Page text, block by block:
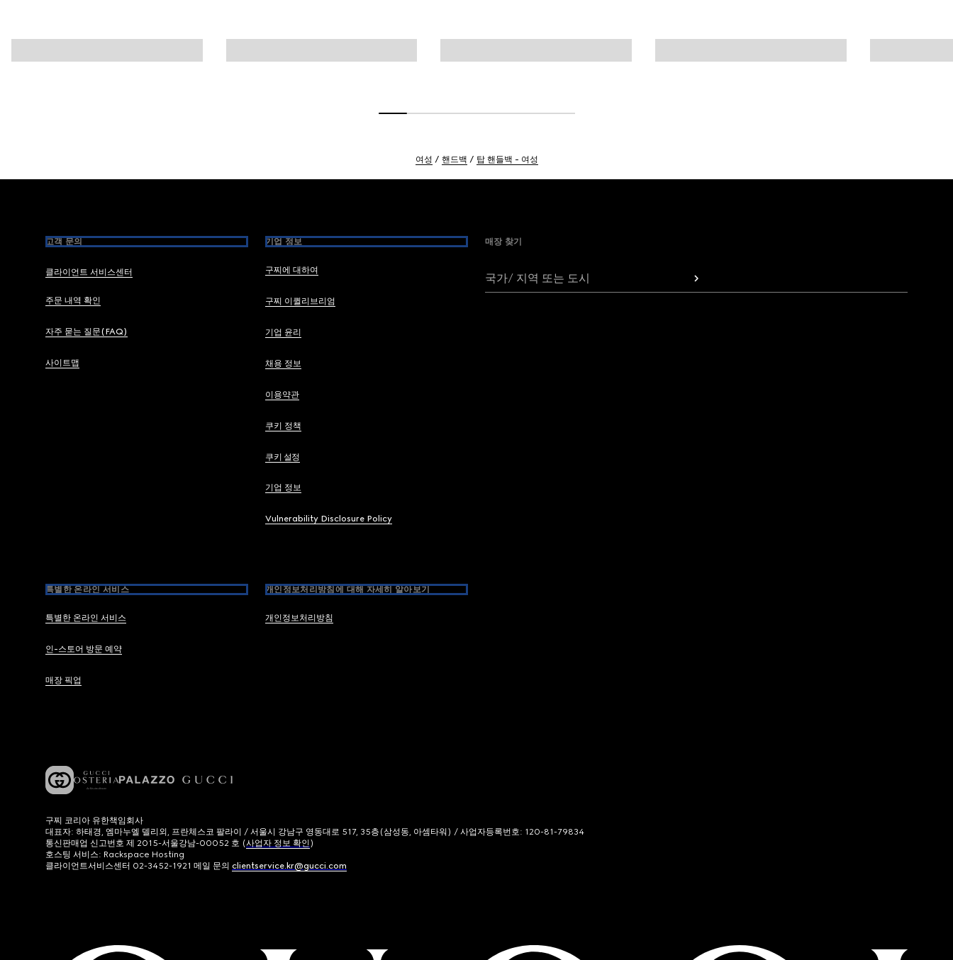
여성 핸드백 탑 핸들백 - 여성
고객 문의
클라이언트 서비스센터
주문 내역 확인
자주 묻는 질문(FAQ)
사이트맵
기업 정보
구찌에 대하여
구찌 이퀼리브리엄
기업 윤리
채용 정보
이용약관
쿠키 정책
쿠키 설정
기업 정보
Vulnerability Disclosure Policy
특별한 온라인 서비스
특별한 온라인 서비스
인-스토어 방문 예약
매장 픽업
개인정보처리방침에 대해 자세히 알아보기
개인정보처리방침
매장 찾기
국가/ 지역 또는 도시
구찌 코리아 유한책임회사
대표자: 하태경, 엠마누엘 델리외, 프란체스코 팔라이 / 서울시 강남구 영동대로 517, 35층(삼성동, 아셈타워) / 사업자등록번호: 120-81-79834
통신판매업 신고번호 제 2015-서울강남-00052 호 (사업자 정보 확인)
호스팅 서비스: Rackspace Hosting
클라이언트서비스센터 02-3452-1921 메일 문의 clientservice.kr@gucci.com